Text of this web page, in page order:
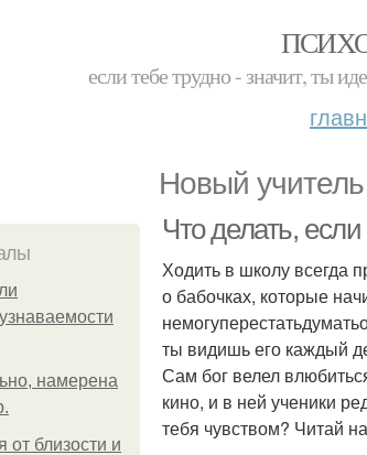
если тебе трудно - значит, ты
Новый учитель
намерена
oт близости и
Что делать,
Ходить в школу всегда
о бабочках, которые
ты видишь его каждый
Сам бог велел
кино, и в ней ученики
тебя чувством? Читай